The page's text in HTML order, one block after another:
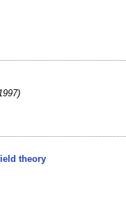
theory